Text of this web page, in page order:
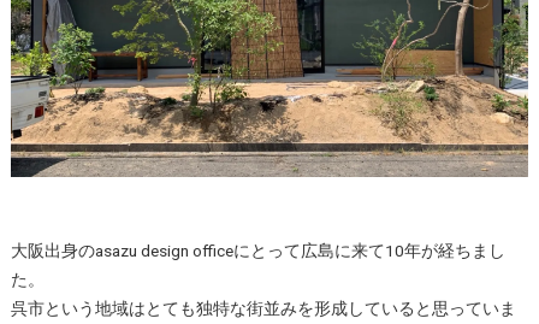
大阪出身のasazu design officeにとって広島に来て10年が経ちまし
た。
呉市という地域はとても独特な街並みを形成していると思っていま